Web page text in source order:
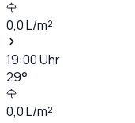
0,0L/m²
19:00Uhr
29°
0,0L/m²